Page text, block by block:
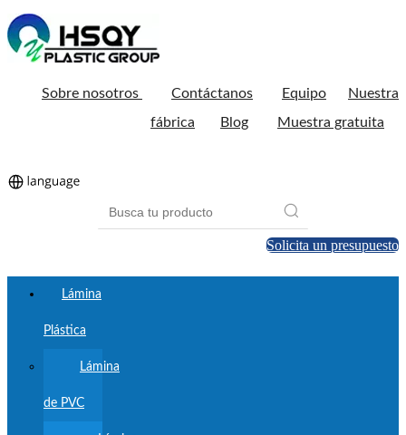
Sobre nosotros Contáctanos Equipo
Nuestra
fábrica
Blog Muestra gratuita
Solicita un presupuesto
Lámina
Plástica
Lámina
de PVC